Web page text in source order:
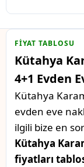
FIYAT TABLOSU
Kütahya
4+1 Evden
Kütahya
evden eve
ilgili bize en
Kütahya
fiyatları